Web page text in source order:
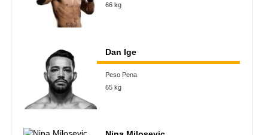
66 kg
Dan Ige
Peso Pena
65 kg